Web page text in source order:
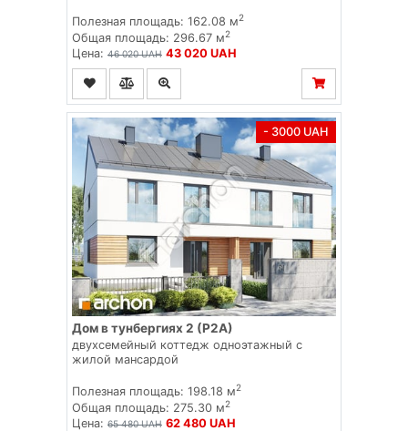
Полезная площадь: 162.08 м2
Общая площадь: 296.67 м2
Цена: 46 020 UAH 43 020 UAH
- 3000 UAH
Дом в тунбергиях 2 (Р2А)
двухсемейный коттедж одноэтажный с
жилой мансардой
Полезная площадь: 198.18 м2
Общая площадь: 275.30 м2
Цена: 65 480 UAH 62 480 UAH